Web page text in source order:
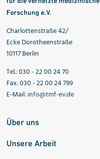
Forschung e.V.
Charlottenstraße 42/
Ecke Dorotheenstraße
10117 Berlin
Tel.: 030 - 22 00 24 70
Fax: 030 - 22 00 24 799
E-Mail:info@tmf-ev.de
Über uns
Unsere Arbeit